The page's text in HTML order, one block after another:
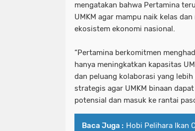
mengatakan bahwa Pertamina
UMKM agar mampu naik kelas
ekosistem ekonomi nasional.
“Pertamina berkomitmen
hanya meningkatkan kapasitas
dan peluang kolaborasi yang
strategis agar UMKM binaan
potensial dan masuk ke rantai
Baca Juga : Hobi Pelihara Ikan